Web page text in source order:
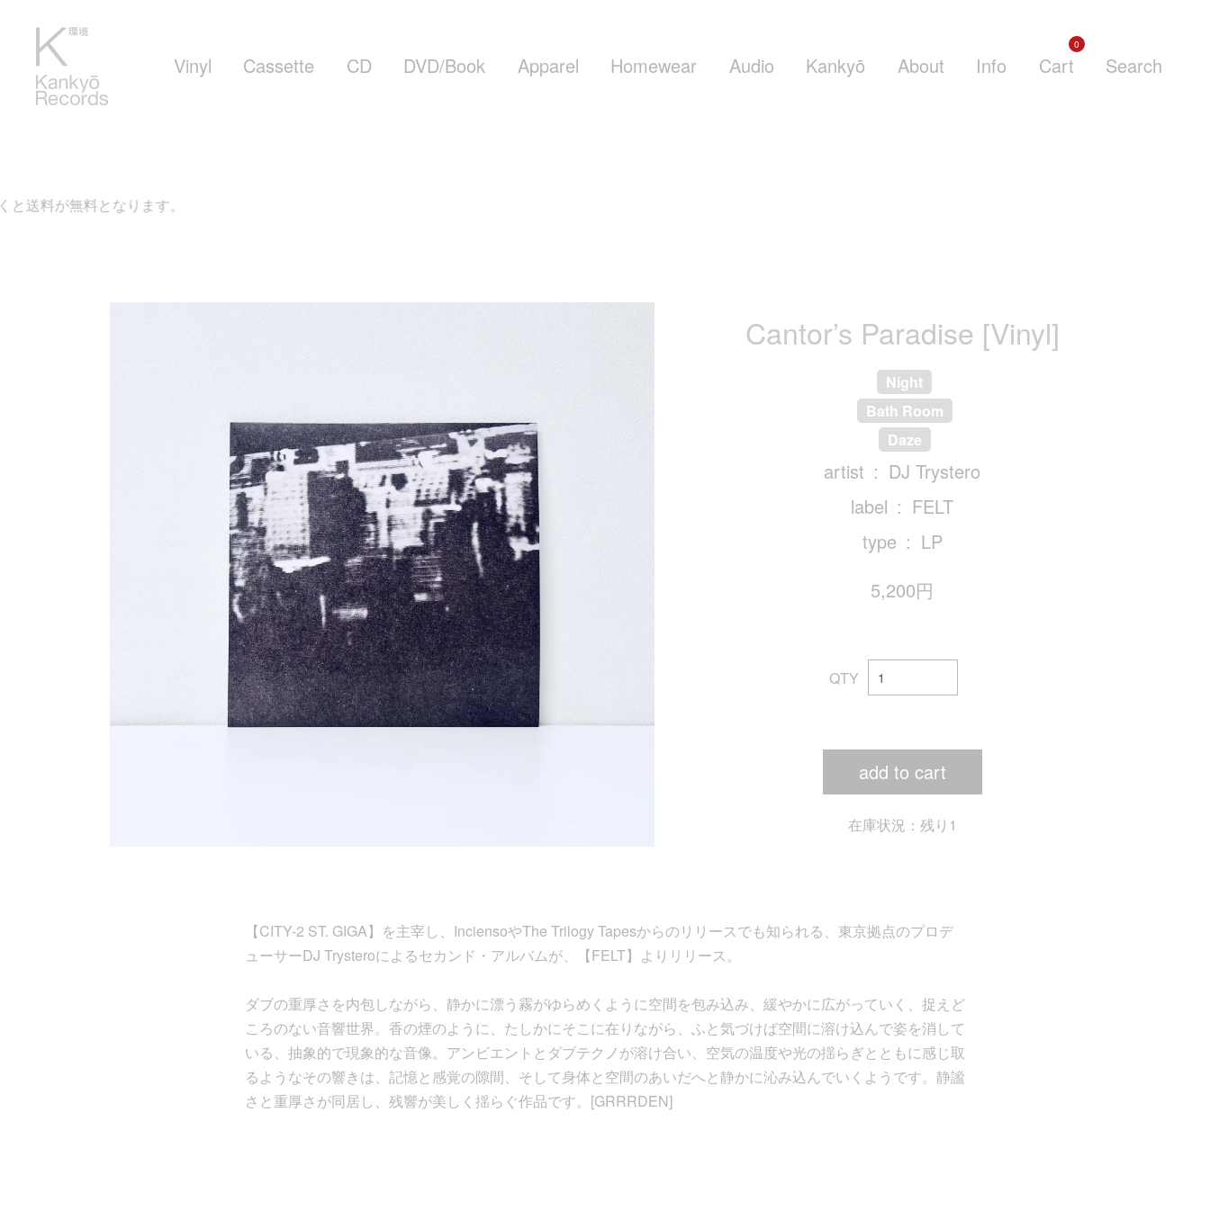
Vinyl Cassette CD DVD/Book Apparel Homewear Audio Kankyō About Info Cart
0
Search
。
Cantor’s Paradise [Vinyl]
Night
Bath Room
Daze
artist
DJ Trystero
label
FELT
type
LP
5,200円
QTY
add to cart
在庫状況：残り1
【CITY-2 ST. GIGA】を主宰し、InciensoやThe Trilogy Tapesからのリリースでも知られる、東京拠点のプロデ
ューサーDJ Trysteroによるセカンド・アルバムが、【FELT】よりリリース。
ダブの重厚さを内包しながら、静かに漂う霧がゆらめくように空間を包み込み、緩やかに広がっていく、捉えど
ころのない音響世界。香の煙のように、たしかにそこに在りながら、ふと気づけば空間に溶け込んで姿を消して
いる、抽象的で現象的な音像。アンビエントとダブテクノが溶け合い、空気の温度や光の揺らぎとともに感じ取
るようなその響きは、記憶と感覚の隙間、そして身体と空間のあいだへと静かに沁み込んでいくようです。静謐
さと重厚さが同居し、残響が美しく揺らぐ作品です。[GRRRDEN]